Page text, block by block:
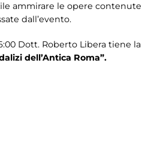
ammirare le opere contenute
dall’evento.
Dott. Roberto Libera tiene la
dell’Antica Roma”.